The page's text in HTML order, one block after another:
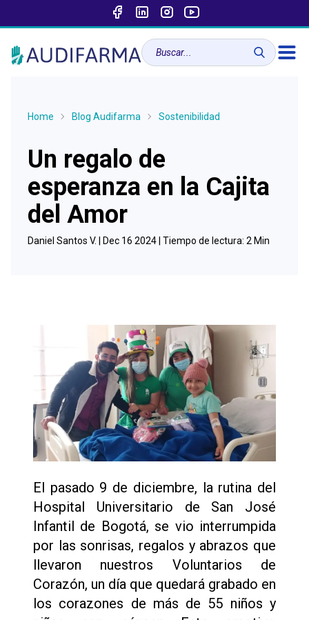
Home Blog Audifarma Sostenibilidad
Un regalo de
esperanza en la Cajita
del Amor
Daniel Santos V. | Dec 16 2024 | Tiempo de lectura: 2 Min
El pasado 9 de diciembre, la rutina del
Hospital Universitario de San José
Infantil de Bogotá, se vio interrumpida
por las sonrisas, regalos y abrazos que
llevaron nuestros Voluntarios de
Corazón, un día que quedará grabado en
los corazones de más de 55 niños y